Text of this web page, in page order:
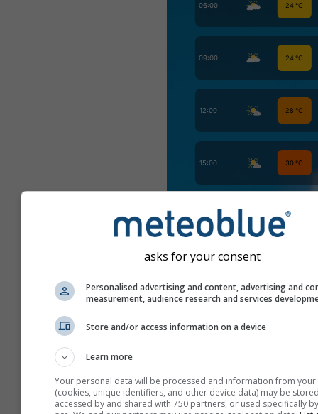
asks for your consent
Personalised advertising and content, advertising and
measurement, audience research and services
Store and/or access information on a device
Learn more
Your personal data will be processed and information from your
(cookies, unique identifiers, and other device data) may be
accessed by and shared with 750 partners, or used specifically